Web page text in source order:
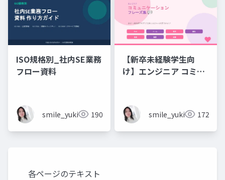
ISO規格別_社内SE業務
フロー資料
smile_yukiko_it190
【新卒未経験学生向
け】エンジニア コミュ
のコミュニケーション
フレーズ集smile_yukiko_it172
各ページのテキスト